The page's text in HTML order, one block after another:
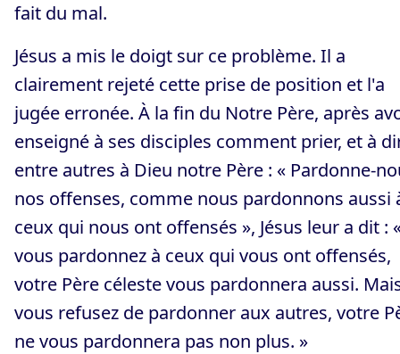
fait du mal.
Jésus a mis le doigt sur ce problème. Il a
clairement rejeté cette prise de position et l'a
jugée erronée. À la fin du Notre Père, après
enseigné à ses disciples comment prier, et à
entre autres à Dieu notre Père : « Pardonne-
nos offenses, comme nous pardonnons aussi
ceux qui nous ont offensés », Jésus leur a dit :
vous pardonnez à ceux qui vous ont offensés,
votre Père céleste vous pardonnera aussi.
vous refusez de pardonner aux autres, votre
ne vous pardonnera pas non plus. »